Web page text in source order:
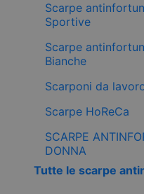
Scarpe
Sportive
Scarpe
Bianche
Scarponi da
Scarpe HoReCa
SCARPE
DONNA
Tutte le scarpe